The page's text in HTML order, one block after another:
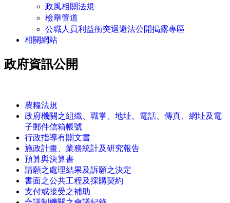
政風相關法規
檢舉管道
公職人員利益衝突迴避法公開揭露專區
相關網站
政府資訊公開
農糧法規
政府機關之組織、職掌、地址、電話、傳真、網址及電
子郵件信箱帳號
行政指導有關文書
施政計畫、業務統計及研究報告
預算與決算書
請願之處理結果及訴願之決定
書面之公共工程及採購契約
支付或接受之補助